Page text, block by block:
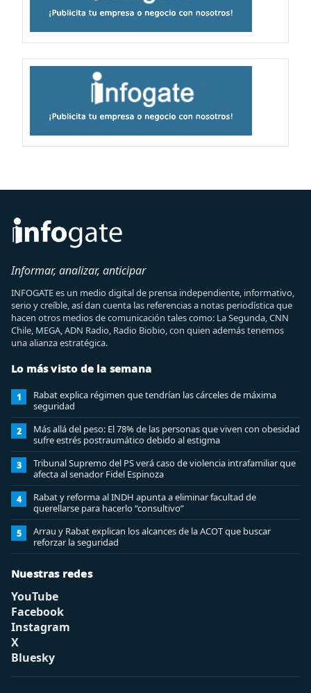
Informar, analizar, anticipar
INFOGATE es un medio digital de prensa independiente, informativo,
serio y creíble, así dan cuenta las referencias a notas periodística que
hacen otros medios de comunicación tales como: La Segunda, CNN
Chile, MEGA, ADN Radio, Radio Biobio, con quien además tenemos
una alianza estratégica.
Lo más visto de la semana
1
Rabat explica régimen que tendrían las cárceles de máxima
seguridad
2
Más allá del peso: El 78% de las personas que viven con obesidad
sufre estrés postraumático debido al estigma
3
Tribunal Supremo del PS verá caso de violencia intrafamiliar que
afecta al senador Fidel Espinoza
4
Rabat y reforma al INDH apunta a eliminar facultad de
querellarse para hacerlo “consultivo”
5
Arrau y Rabat explican los alcances de la ACOT que buscar
reforzar la seguridad
Nuestras redes
YouTube
Facebook
Instagram
X
Bluesky